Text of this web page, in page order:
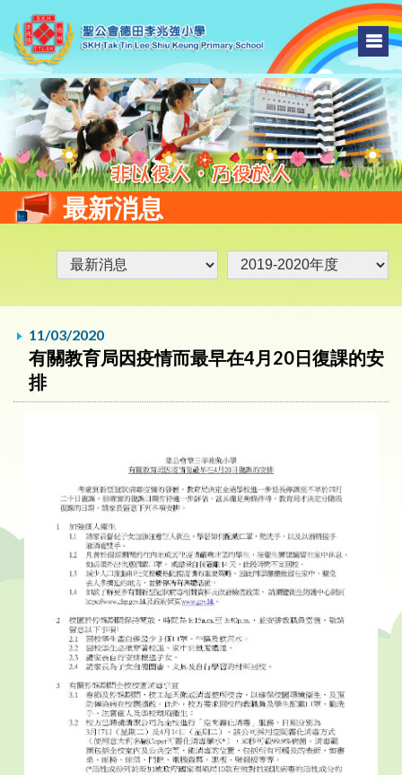
最新消息
11/03/2020
有關教育局因疫情而最早在4月20日復課的安
排